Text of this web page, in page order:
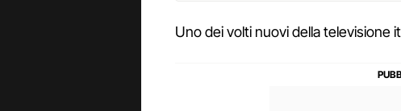
Uno dei volti nuovi della televisione